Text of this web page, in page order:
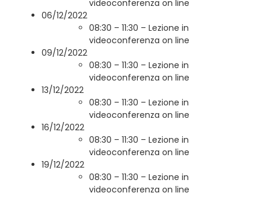
videoconferenza on line
06/12/2022
08:30 – 11:30 – Lezione in
videoconferenza on line
09/12/2022
08:30 – 11:30 – Lezione in
videoconferenza on line
13/12/2022
08:30 – 11:30 – Lezione in
videoconferenza on line
16/12/2022
08:30 – 11:30 – Lezione in
videoconferenza on line
19/12/2022
08:30 – 11:30 – Lezione in
videoconferenza on line